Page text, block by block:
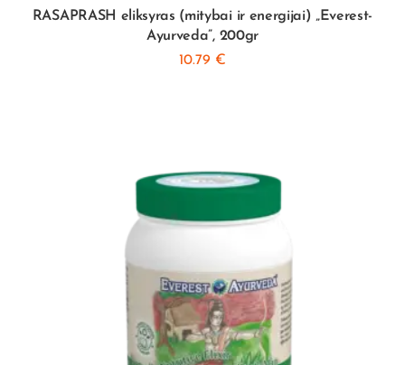
RASAPRASH eliksyras (mitybai ir energijai) „Everest-
Ayurveda”, 200gr
10.79 €